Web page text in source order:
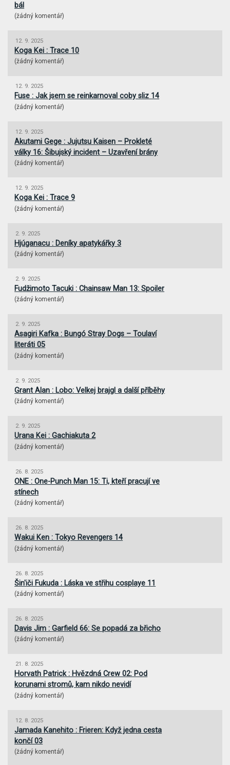
bál
(žádný komentář)
12. 9. 2025
Koga Kei : Trace 10
(žádný komentář)
12. 9. 2025
Fuse : Jak jsem se reinkarnoval coby sliz 14
(žádný komentář)
12. 9. 2025
Akutami Gege : Jujutsu Kaisen – Prokleté
války 16: Šibujský incident – Uzavření brány
(žádný komentář)
12. 9. 2025
Koga Kei : Trace 9
(žádný komentář)
2. 9. 2025
Hjúganacu : Deníky apatykářky 3
(žádný komentář)
2. 9. 2025
Fudžimoto Tacuki : Chainsaw Man 13: Spoiler
(žádný komentář)
2. 9. 2025
Asagiri Kafka : Bungó Stray Dogs – Toulaví
literáti 05
(žádný komentář)
2. 9. 2025
Grant Alan : Lobo: Velkej brajgl a další příběhy
(žádný komentář)
2. 9. 2025
Urana Kei : Gachiakuta 2
(žádný komentář)
26. 8. 2025
ONE : One-Punch Man 15: Ti, kteří pracují ve
stínech
(žádný komentář)
26. 8. 2025
Wakui Ken : Tokyo Revengers 14
(žádný komentář)
26. 8. 2025
Šin'iči Fukuda : Láska ve střihu cosplaye 11
(žádný komentář)
26. 8. 2025
Davis Jim : Garfield 66: Se popadá za břicho
(žádný komentář)
21. 8. 2025
Horvath Patrick : Hvězdná Crew 02: Pod
korunami stromů, kam nikdo nevidí
(žádný komentář)
12. 8. 2025
Jamada Kanehito : Frieren: Když jedna cesta
končí 03
(žádný komentář)